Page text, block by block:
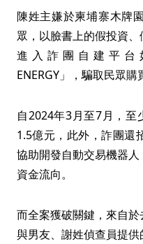
陳姓主嫌於柬埔寨木牌
眾，以臉書上的假投資
進入詐團自建平台
ENERGY」，騙取民眾購
自2024年3月至7月，至
1.5億元，此外，詐團還
協助開發自動交易機器
資金流向。
而全案獲破關鍵，來自於
與男友、謝姓偵查員提